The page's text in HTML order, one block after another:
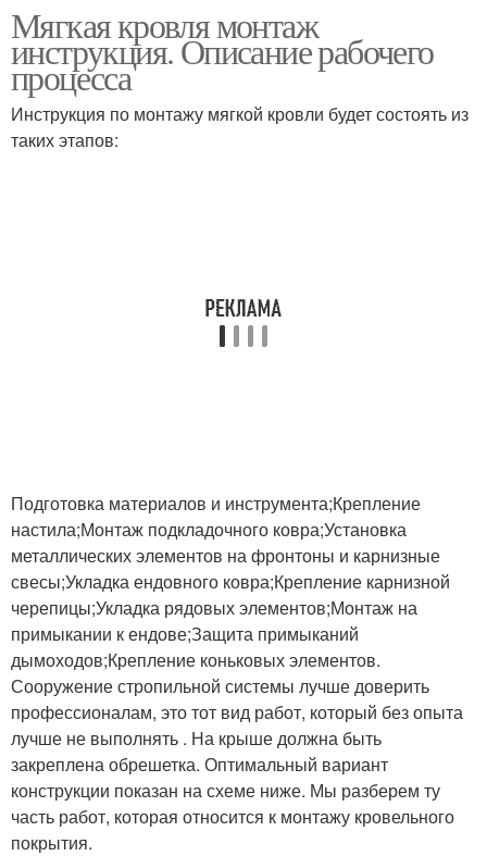
Мягкая кровля монтаж
инструкция. Описание рабочего
процесса
Инструкция по монтажу мягкой кровли будет состоять из
таких этапов:
Подготовка материалов и инструмента;Крепление
настила;Монтаж подкладочного ковра;Установка
металлических элементов на фронтоны и карнизные
свесы;Укладка ендовного ковра;Крепление карнизной
черепицы;Укладка рядовых элементов;Монтаж на
примыкании к ендове;Защита примыканий
дымоходов;Крепление коньковых элементов.
Сооружение стропильной системы лучше доверить
профессионалам, это тот вид работ, который без опыта
лучше не выполнять . На крыше должна быть
закреплена обрешетка. Оптимальный вариант
конструкции показан на схеме ниже. Мы разберем ту
часть работ, которая относится к монтажу кровельного
покрытия.